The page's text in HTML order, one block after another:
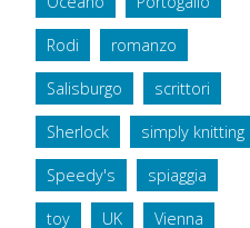
Rodi romanzo
Salisburgo scrittori
Sherlock simply knitting
Speedy's spiaggia
toy UK Vienna